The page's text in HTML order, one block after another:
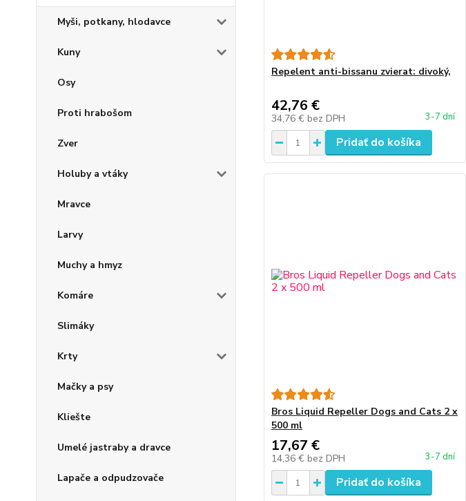
Myši, potkany, hlodavce
Kuny
Osy
Proti hrabošom
Zver
Holuby a vtáky
Mravce
Larvy
Muchy a hmyz
Komáre
Slimáky
Krty
Mačky a psy
Kliešte
Umelé jastraby a dravce
Lapače a odpudzovače
Repelent anti-bissanu zvierat: divoký,
42,76 €
34,76 € bez DPH 3-7 dní
Pridať do košíka
Bros Liquid Repeller Dogs and Cats 2 x
500 ml
17,67 €
14,36 € bez DPH 3-7 dní
Pridať do košíka